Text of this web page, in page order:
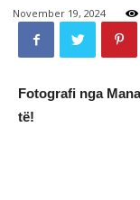
November 19, 2024
Fotografi nga
të!